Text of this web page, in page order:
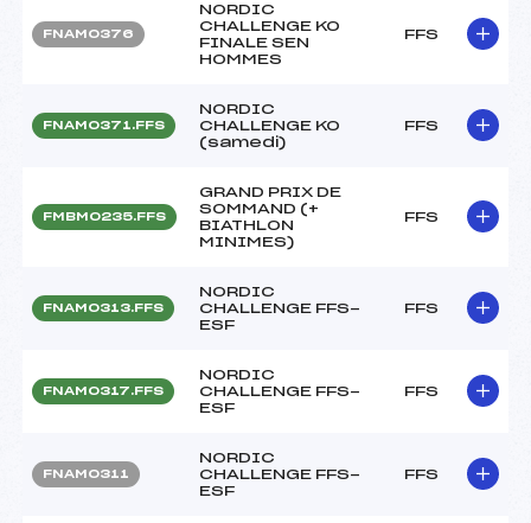
FNAM0376
NORDIC
CHALLENGE KO
FINALE SEN
HOMMES
FFS
FNAM0371.FFS
NORDIC
CHALLENGE KO
(samedi)
FFS
FMBM0235.FFS
GRAND PRIX DE
SOMMAND (+
BIATHLON
MINIMES)
FFS
FNAM0313.FFS
NORDIC
CHALLENGE FFS-
ESF
FFS
FNAM0317.FFS
NORDIC
CHALLENGE FFS-
ESF
FFS
FNAM0311
NORDIC
CHALLENGE FFS-
ESF
FFS